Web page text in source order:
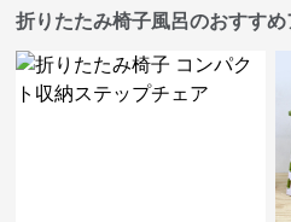
折りたたみ椅子風呂のおすすめ